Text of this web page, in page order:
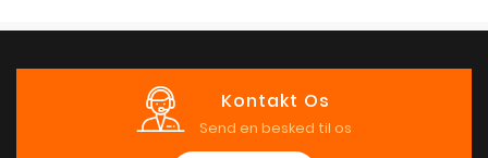
Kontakt Os
Send en besked til os